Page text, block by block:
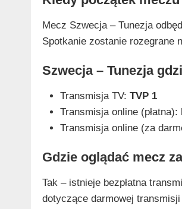
Mecz Szwecja – Tunezja
Spotkanie zostanie rozegrane
Szwecja – Tunezja
Transmisja TV: TVP 1
Transmisja online (płatna):
Transmisja online (za
Gdzie oglądać mecz
Tak – istnieje bezpłatna
dotyczące darmowej